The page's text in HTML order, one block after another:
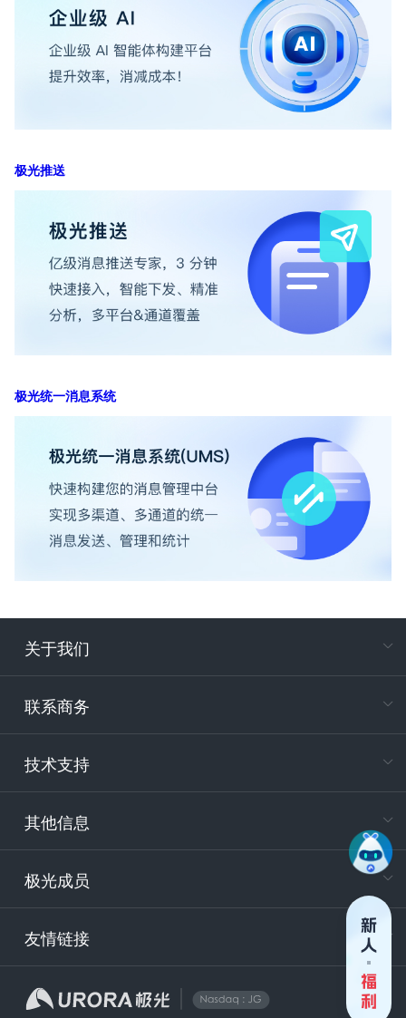
极光推送
极光统一消息系统
关于我们
联系商务
技术支持
其他信息
极光成员
友情链接
电
400-
技
安
企